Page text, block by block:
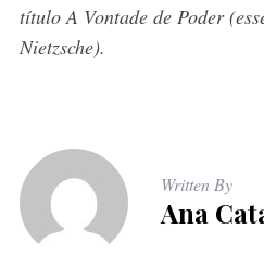
título A Vontade de Poder
Nietzsche).
Written By
Ana